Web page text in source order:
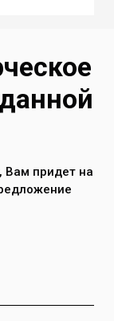
от +1
в
Вам придет на